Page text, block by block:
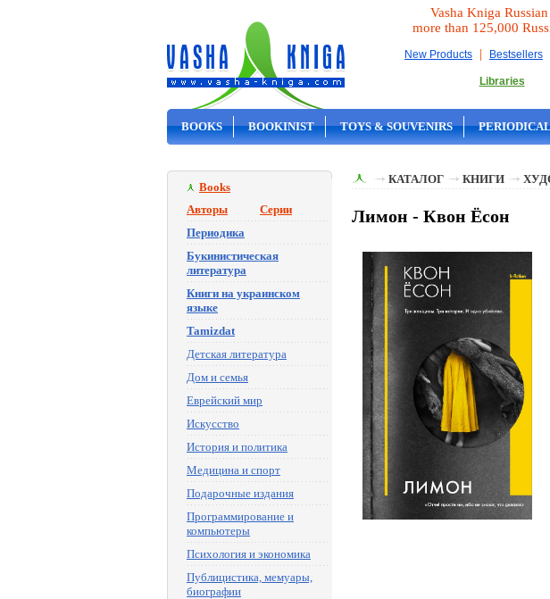
Vasha Kniga
more than 125,000
New Products | Bestsellers
Libraries
BOOKS BOOKINIST TOYS & SOUVENIRS
Books
Авторы
Серии
Периодика
Букинистическая
литература
Книги на украинском
языке
Tamizdat
Детская литература
Дом и семья
Еврейский мир
Искусство
История и политика
Медицина и спорт
Подарочные издания
Программирование и
компьютеры
Психология и экономика
Публицистика, мемуары,
биографии
КАТАЛОГ КНИГИ
Лимон - Квон Ёсон